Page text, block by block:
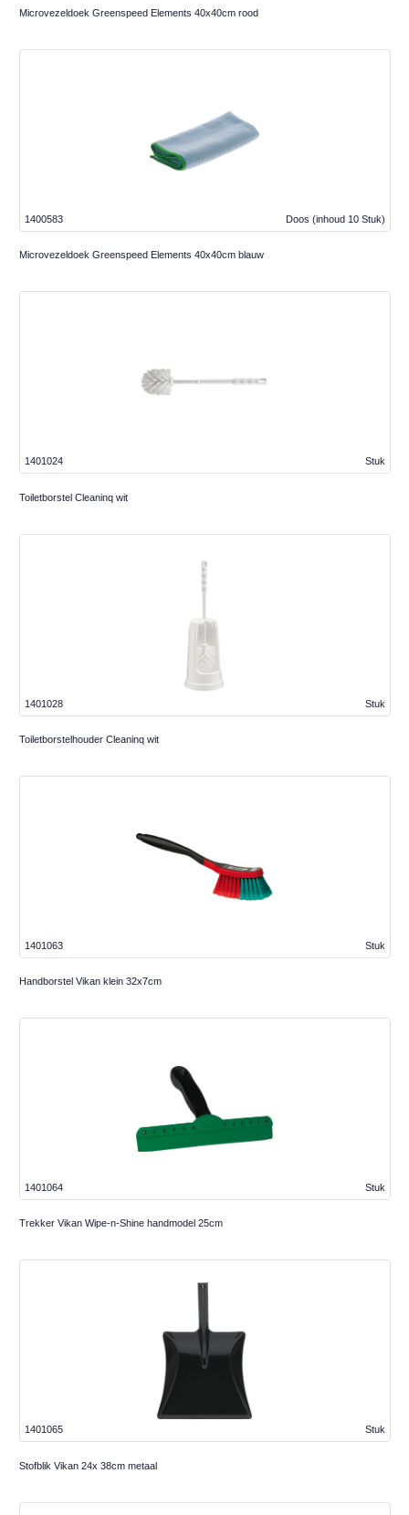
Microvezeldoek Greenspeed Elements 40x40cm rood
Doos (inhoud 10 Stuk)
1400583
Microvezeldoek Greenspeed Elements 40x40cm blauw
Stuk
1401024
Toiletborstel Cleaninq wit
Stuk
1401028
Toiletborstelhouder Cleaninq wit
Stuk
1401063
Handborstel Vikan klein 32x7cm
Stuk
1401064
Trekker Vikan Wipe-n-Shine handmodel 25cm
Stuk
1401065
Stofblik Vikan 24x 38cm metaal